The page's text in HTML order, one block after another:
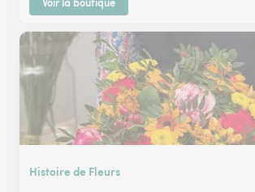
Histoire de Fleurs